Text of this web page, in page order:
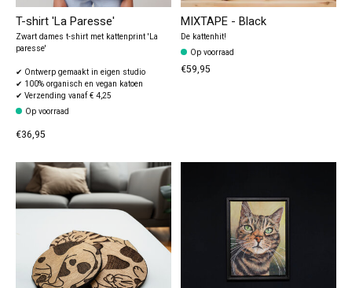
T-shirt 'La Paresse'
Zwart dames t-shirt met kattenprint 'La
paresse'
✔ Ontwerp gemaakt in eigen studio
✔ 100% organisch en vegan katoen
✔ Verzending vanaf € 4,25
Op voorraad
€36,95
MIXTAPE - Black
De kattenhit!
Op voorraad
€59,95